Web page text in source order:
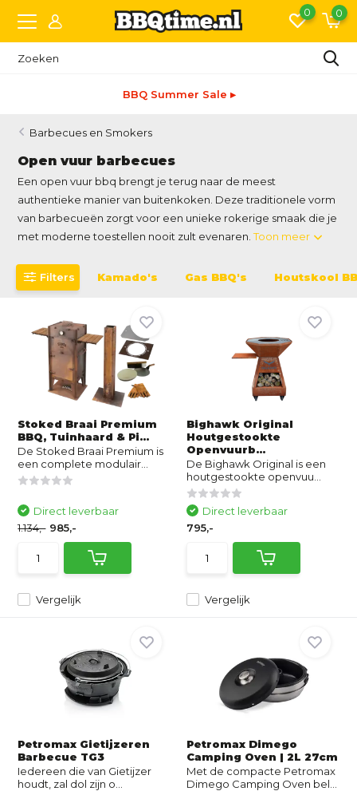
0 0
BBQ Summer Sale ▸
Barbecues en Smokers
Open vuur barbecues
Een open vuur bbq brengt je terug naar de meest
authentieke manier van buitenkoken. Deze traditionele vorm
van barbecueën zorgt voor een unieke rokerige smaak die je
met moderne toestellen nooit zult evenaren.Toon meer
Filters Kamado's Gas BBQ's Houtskool
Stoked Braai Premium
BBQ, Tuinhaard & Pi...
De Stoked Braai Premium is
een complete modulair...
Vergelijk
Direct leverbaar
1.134,- 985,-
Bighawk Original
Houtgestookte
Openvuurb...
De Bighawk Original is een
houtgestookte openvuu...
Vergelijk
Direct leverbaar
795,-
Petromax Gietijzeren
Barbecue TG3
Iedereen die van Gietijzer
houdt, zal dol zijn o...
Petromax Dimego
Camping Oven | 2L 27cm
Met de compacte Petromax
Dimego Camping Oven bel...